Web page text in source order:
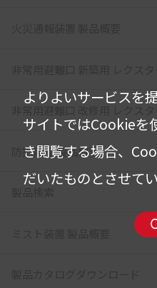
防犯用品 製品概要
よりよいサービスを
サイトではCookieを
き閲覧する場合、
だいたものとさせて